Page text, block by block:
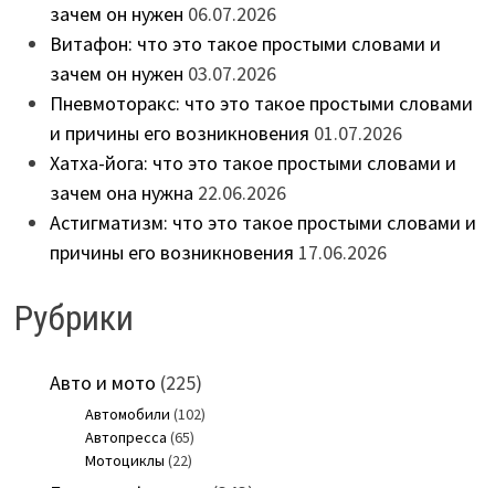
зачем он нужен 06.07.2026
Витафон: что это такое простыми словами и
зачем он нужен 03.07.2026
Пневмоторакс: что это такое простыми словами
и причины его возникновения 01.07.2026
Хатха-йога: что это такое простыми словами и
зачем она нужна 22.06.2026
Астигматизм: что это такое простыми словами и
причины его возникновения 17.06.2026
Рубрики
Авто и мото (225)
Автомобили (102)
Автопресса (65)
Мотоциклы (22)